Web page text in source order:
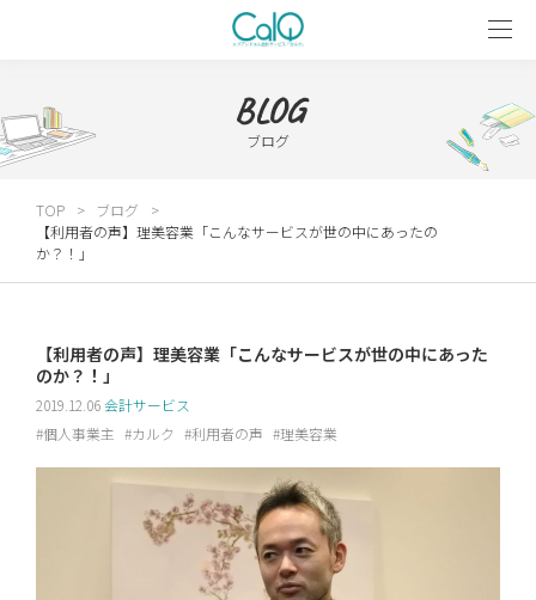
BLOG
ブログ
TOP
ブログ
【利用者の声】理美容業「こんなサービスが世の中にあったの
か？！」
【利用者の声】理美容業「こんなサービスが世の中にあった
のか？！」
2019.12.06会計サービス
個人事業主
カルク 利用者の声 理美容業